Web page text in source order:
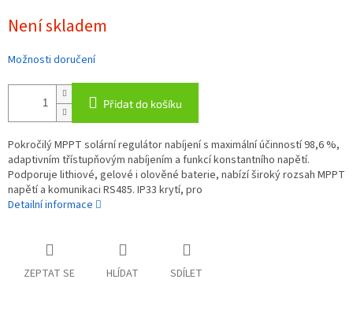
cena:
Není skladem
Možnosti doručení
Přidat do košíku
Pokročilý MPPT solární regulátor nabíjení s maximální účinností 98,6 %,
adaptivním třístupňovým nabíjením a funkcí konstantního napětí.
Podporuje lithiové, gelové i olověné baterie, nabízí široký rozsah MPPT
napětí a komunikaci RS485. IP33 krytí, pro
Detailní informace
ZEPTAT SE HLÍDAT SDÍLET